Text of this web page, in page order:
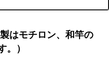
モチロン、和竿の
）